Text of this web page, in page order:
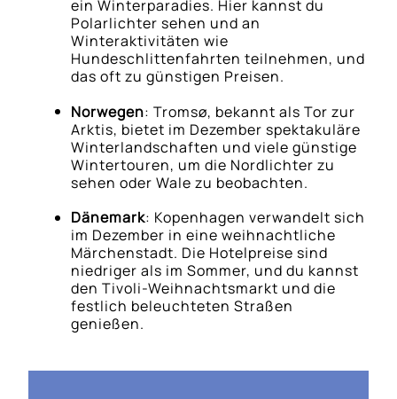
ein Winterparadies. Hier kannst du
Polarlichter sehen und an
Winteraktivitäten wie
Hundeschlittenfahrten teilnehmen, und
das oft zu günstigen Preisen.
Norwegen: Tromsø, bekannt als Tor zur
Arktis, bietet im Dezember spektakuläre
Winterlandschaften und viele günstige
Wintertouren, um die Nordlichter zu
sehen oder Wale zu beobachten.
Dänemark: Kopenhagen verwandelt sich
im Dezember in eine weihnachtliche
Märchenstadt. Die Hotelpreise sind
niedriger als im Sommer, und du kannst
den Tivoli-Weihnachtsmarkt und die
festlich beleuchteten Straßen
genießen.